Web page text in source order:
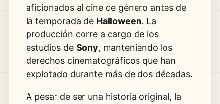
aficionados al cine de género antes de
la temporada de Halloween. La
producción corre a cargo de los
estudios de Sony, manteniendo los
derechos cinematográficos que han
explotado durante más de dos décadas.
A pesar de ser una historia original, la